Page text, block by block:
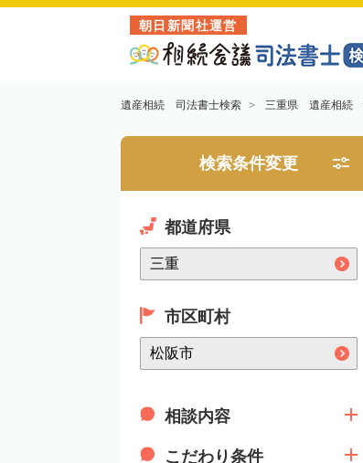
朝日新聞社運営
遺産相続 司法書士検索 三重県 遺産相続
検索条件変更
都道府県
市区町村
相談内容
こだわり条件